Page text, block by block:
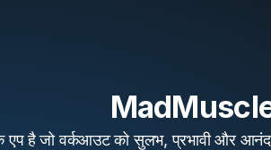
एप है जो वर्कआउट को सुलभ, प्रभावी और